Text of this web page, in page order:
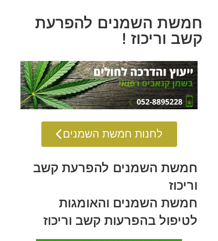
חמשת השמנים להפרעת
קשב וריכוז !
לחנות חמשת השמנים
חמשת השמנים להפרעת קשב
וריכוז
חמשת השמנים והאומגות
לטיפול בהפרעות קשב וריכוז